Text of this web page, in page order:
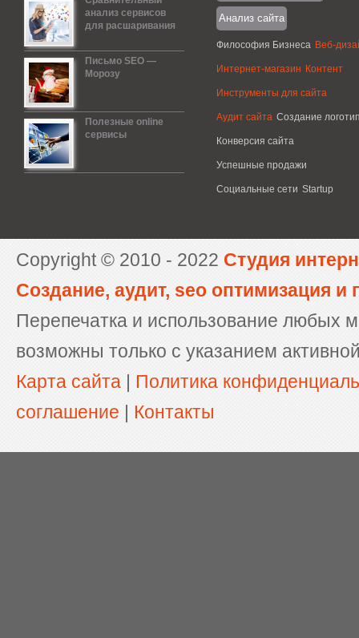
анализ сервисов
для расшаривания
Письмо SEO —
Морозу
Полезные online
сервисы
Анализ сайта
Философия Бизнеса Веб-
Интернет-магазин Контент
Инструменты для сайта
Аудит сайта Создание
Конверсия сайта
Успешные продажи
Социальные сети Startup
Copyright © 2010 - 2022 Студия
Создание, аудит, seo оптимизация
Перепечатка и использование любых
возможны только с указанием
Карта сайта
Политика
соглашение
Контакты